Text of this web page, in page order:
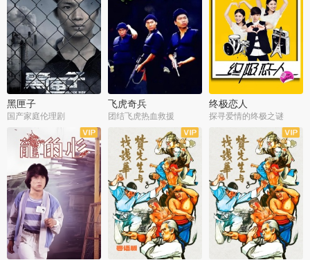
黑匣子
国产家庭伦理剧
飞虎奇兵
团结飞虎热血救援
终极恋人
探寻爱情的终极之谜